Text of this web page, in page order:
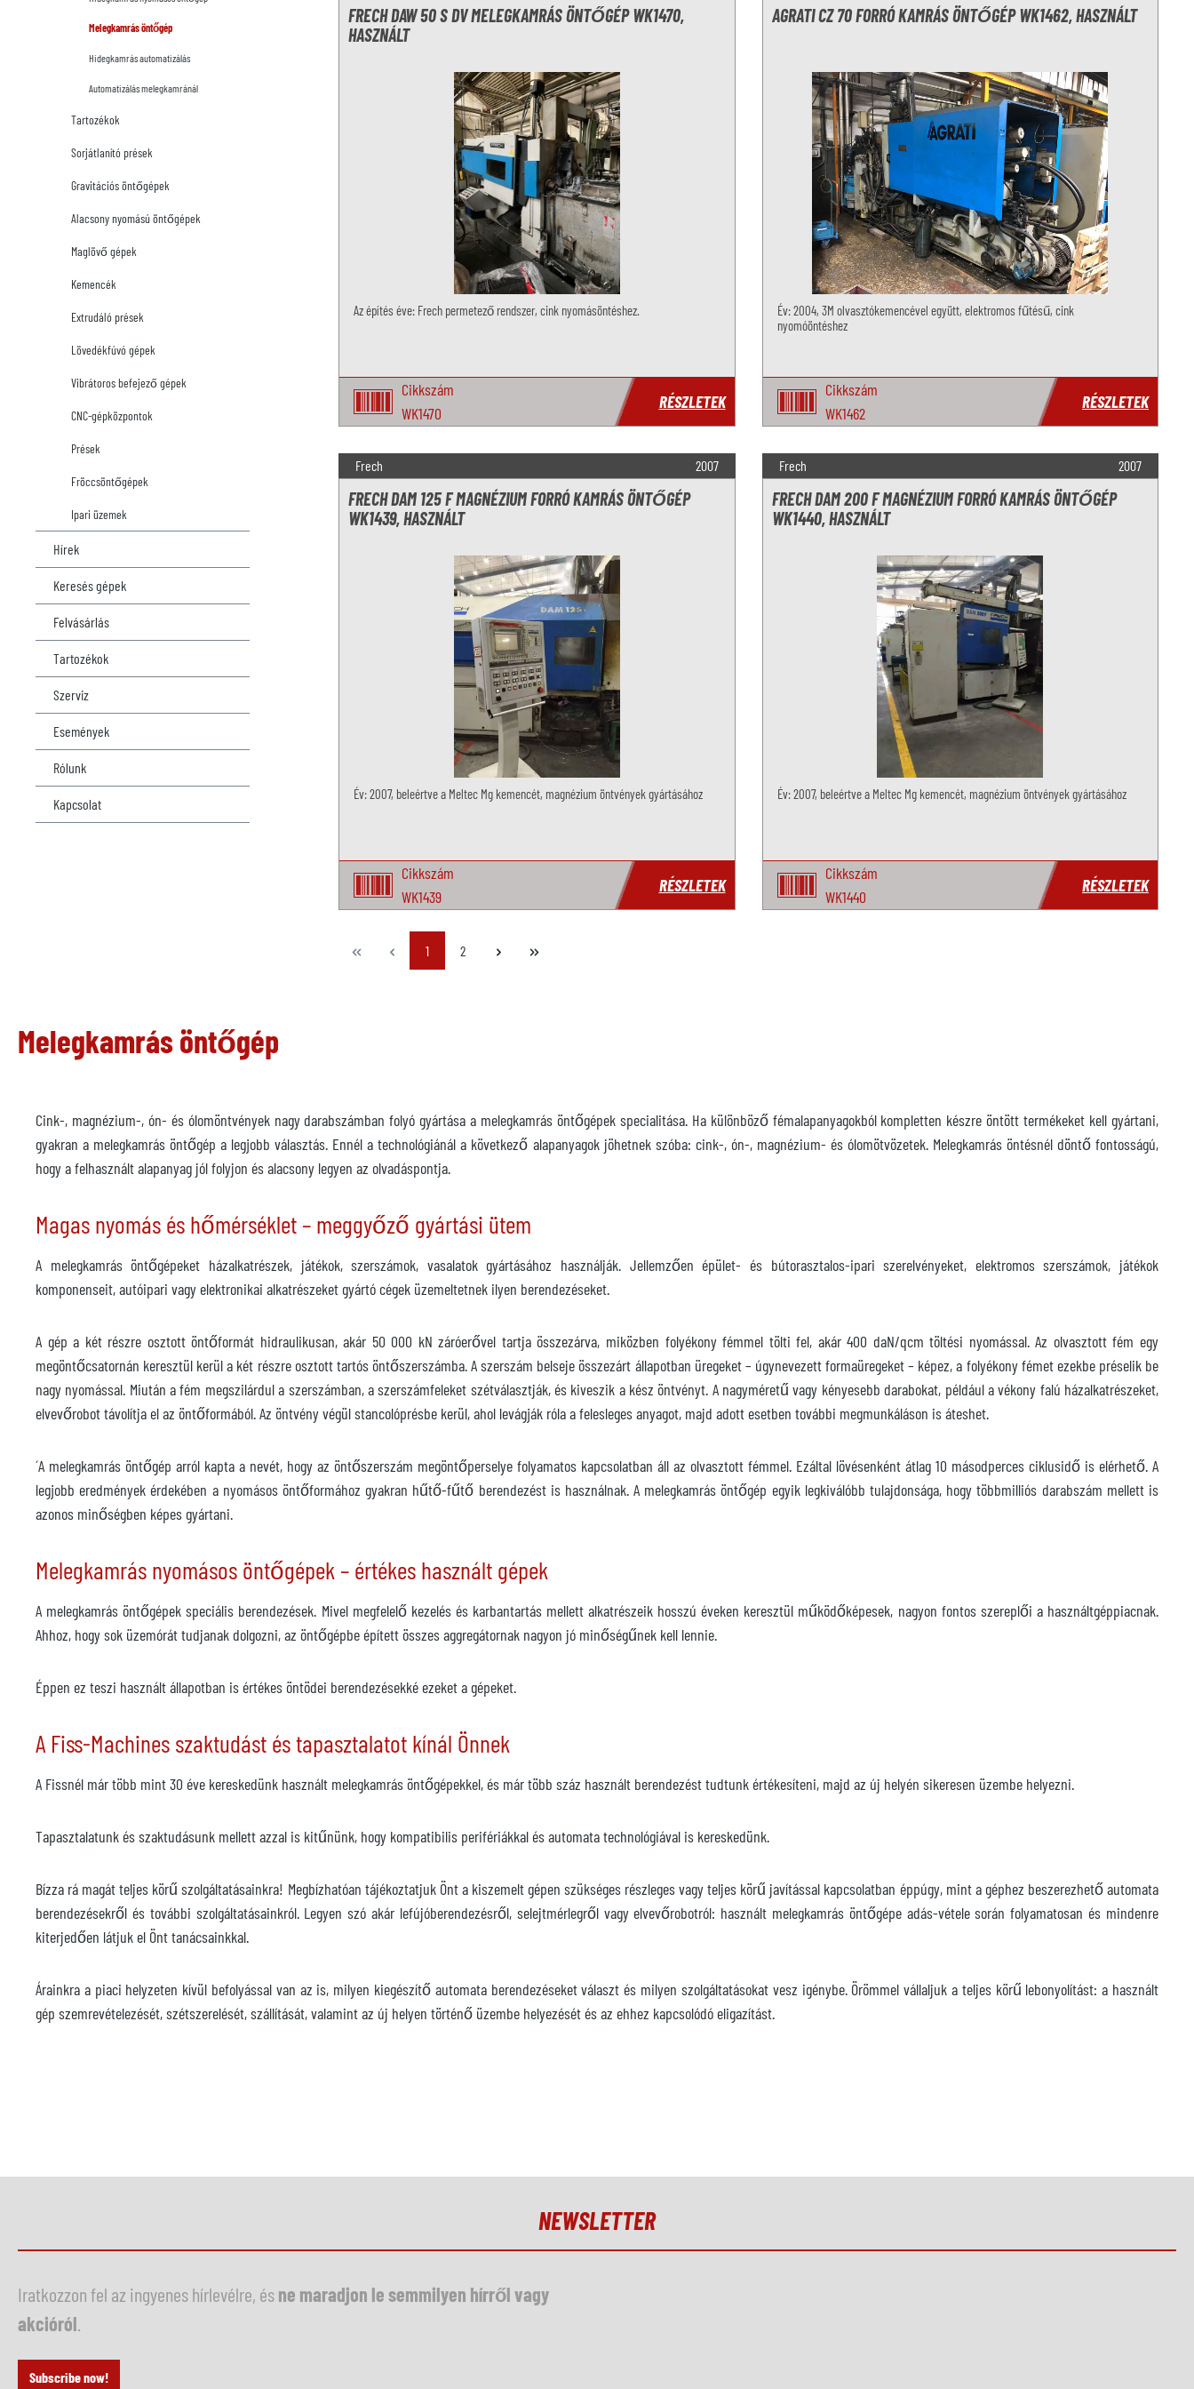
Melegkamrás öntőgép
Hidegkamrás automatizálás
Automatizálás melegkamránál
Tartozékok
Sorjátlanító prések
Gravitációs öntőgépek
Alacsony nyomású öntőgépek
Maglövő gépek
Kemencék
Extrudáló prések
Lövedékfúvó gépek
Vibrátoros befejező gépek
CNC-gépközpontok
Prések
Fröccsöntőgépek
Ipari üzemek
Hírek
Keresés gépek
Felvásárlás
Tartozékok
Szerviz
Események
Rólunk
Kapcsolat
FRECH DAW 50 S DV MELEGKAMRÁS ÖNTŐGÉP WK1470,
HASZNÁLT
Az építés éve: Frech permetező rendszer, cink nyomásöntéshez.
Cikkszám
WK1470
RÉSZLETEK
AGRATI CZ 70 FORRÓ KAMRÁS ÖNTŐGÉP WK1462, HASZNÁLT
Év: 2004, 3M olvasztókemencével együtt, elektromos fűtésű, cink
nyomóöntéshez
Cikkszám
WK1462
RÉSZLETEK
Frech 2007
FRECH DAM 125 F MAGNÉZIUM FORRÓ KAMRÁS ÖNTŐGÉP
WK1439, HASZNÁLT
Év: 2007, beleértve a Meltec Mg kemencét, magnézium öntvények gyártásához
Cikkszám
WK1439
RÉSZLETEK
Frech 2007
FRECH DAM 200 F MAGNÉZIUM FORRÓ KAMRÁS ÖNTŐGÉP
WK1440, HASZNÁLT
Év: 2007, beleértve a Meltec Mg kemencét, magnézium öntvények gyártásához
Cikkszám
WK1440
RÉSZLETEK
Oldal
1 Oldal
2
Melegkamrás öntőgép
Cink-, magnézium-, ón- és ólomöntvények nagy darabszámban folyó gyártása a melegkamrás öntőgépek specialitása. Ha különböző fémalapanyagokból kompletten készre öntött termékeket kell gyártani,
gyakran a melegkamrás öntőgép a legjobb választás. Ennél a technológiánál a következő alapanyagok jöhetnek szóba: cink-, ón-, magnézium- és ólomötvözetek. Melegkamrás öntésnél döntő fontosságú,
hogy a felhasznált alapanyag jól folyjon és alacsony legyen az olvadáspontja.
Magas nyomás és hőmérséklet – meggyőző gyártási ütem
A melegkamrás öntőgépeket házalkatrészek, játékok, szerszámok, vasalatok gyártásához használják. Jellemzően épület- és bútorasztalos-ipari szerelvényeket, elektromos szerszámok, játékok
komponenseit, autóipari vagy elektronikai alkatrészeket gyártó cégek üzemeltetnek ilyen berendezéseket.
A gép a két részre osztott öntőformát hidraulikusan, akár 50 000 kN záróerővel tartja összezárva, miközben folyékony fémmel tölti fel, akár 400 daN/qcm töltési nyomással. Az olvasztott fém egy
megöntőcsatornán keresztül kerül a két részre osztott tartós öntőszerszámba. A szerszám belseje összezárt állapotban üregeket – úgynevezett formaüregeket – képez, a folyékony fémet ezekbe préselik be
nagy nyomással. Miután a fém megszilárdul a szerszámban, a szerszámfeleket szétválasztják, és kiveszik a kész öntvényt. A nagyméretű vagy kényesebb darabokat, például a vékony falú házalkatrészeket,
elvevőrobot távolítja el az öntőformából. Az öntvény végül stancolóprésbe kerül, ahol levágják róla a felesleges anyagot, majd adott esetben további megmunkáláson is áteshet.
´A melegkamrás öntőgép arról kapta a nevét, hogy az öntőszerszám megöntőperselye folyamatos kapcsolatban áll az olvasztott fémmel. Ezáltal lövésenként átlag 10 másodperces ciklusidő is elérhető. A
legjobb eredmények érdekében a nyomásos öntőformához gyakran hűtő-fűtő berendezést is használnak. A melegkamrás öntőgép egyik legkiválóbb tulajdonsága, hogy többmilliós darabszám mellett is
azonos minőségben képes gyártani.
Melegkamrás nyomásos öntőgépek – értékes használt gépek
A melegkamrás öntőgépek speciális berendezések. Mivel megfelelő kezelés és karbantartás mellett alkatrészeik hosszú éveken keresztül működőképesek, nagyon fontos szereplői a használtgéppiacnak.
Ahhoz, hogy sok üzemórát tudjanak dolgozni, az öntőgépbe épített összes aggregátornak nagyon jó minőségűnek kell lennie.
Éppen ez teszi használt állapotban is értékes öntödei berendezésekké ezeket a gépeket.
A Fiss-Machines szaktudást és tapasztalatot kínál Önnek
A Fissnél már több mint 30 éve kereskedünk használt melegkamrás öntőgépekkel, és már több száz használt berendezést tudtunk értékesíteni, majd az új helyén sikeresen üzembe helyezni.
Tapasztalatunk és szaktudásunk mellett azzal is kitűnünk, hogy kompatibilis perifériákkal és automata technológiával is kereskedünk.
Bízza rá magát teljes körű szolgáltatásainkra! Megbízhatóan tájékoztatjuk Önt a kiszemelt gépen szükséges részleges vagy teljes körű javítással kapcsolatban éppúgy, mint a géphez beszerezhető automata
berendezésekről és további szolgáltatásainkról. Legyen szó akár lefújóberendezésről, selejtmérlegről vagy elvevőrobotról: használt melegkamrás öntőgépe adás-vétele során folyamatosan és mindenre
kiterjedően látjuk el Önt tanácsainkkal.
Árainkra a piaci helyzeten kívül befolyással van az is, milyen kiegészítő automata berendezéseket választ és milyen szolgáltatásokat vesz igénybe. Örömmel vállaljuk a teljes körű lebonyolítást: a használt
gép szemrevételezését, szétszerelését, szállítását, valamint az új helyen történő üzembe helyezését és az ehhez kapcsolódó eligazítást.
NEWSLETTER
Iratkozzon fel az ingyenes hírlevélre, ésne maradjon le semmilyen hírről vagy
akcióról
Subscribe now!